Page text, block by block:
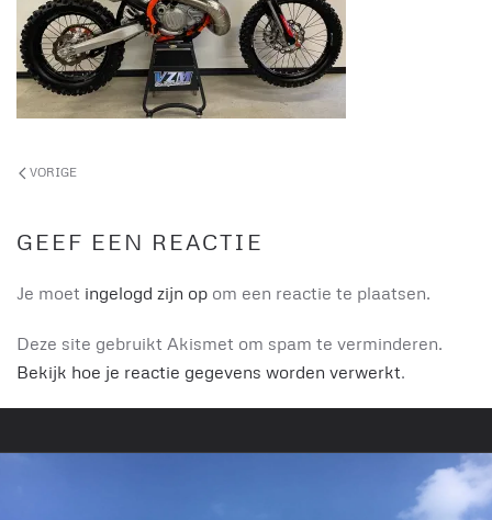
VORIGE
GEEF EEN REACTIE
Je moet ingelogd zijn op om een reactie te plaatsen.
Deze site gebruikt Akismet om spam te verminderen.
Bekijk hoe je reactie gegevens worden verwerkt.